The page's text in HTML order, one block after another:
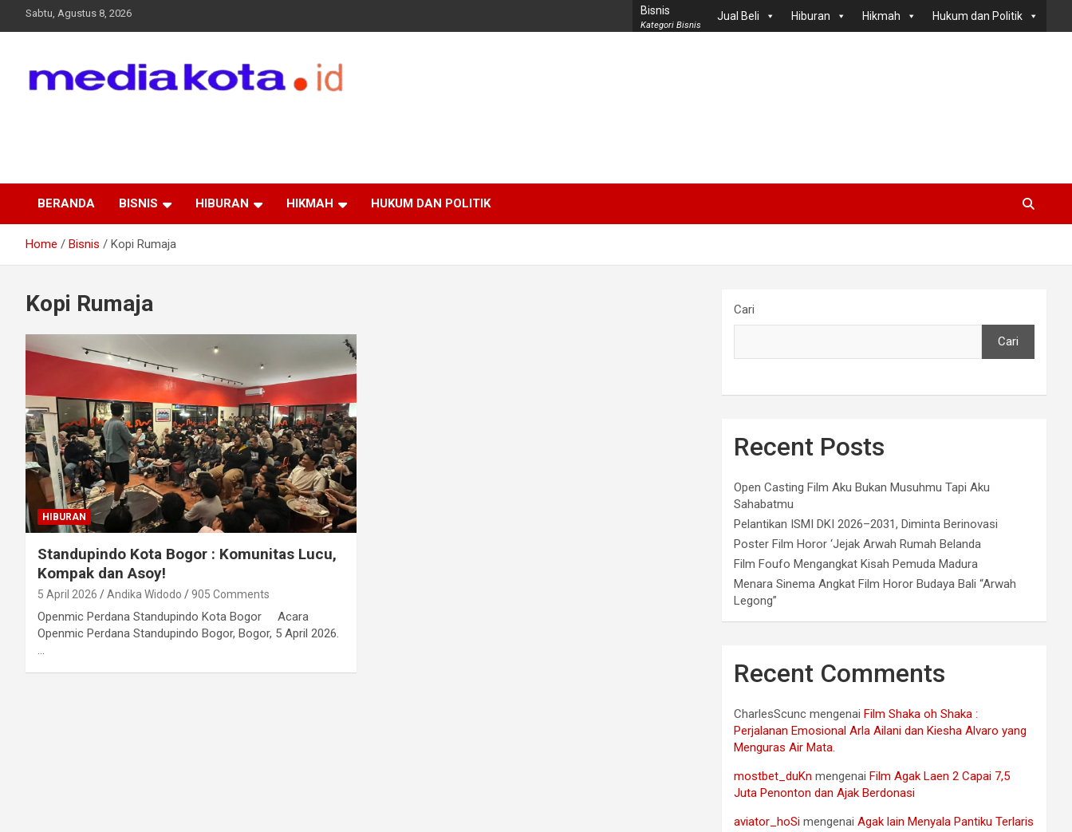
Sabtu, Agustus 8, 2026 Bisnis
Kategori Bisnis
Jual Beli Hiburan Hikmah Hukum dan Politik
BERANDA BISNIS HIBURAN HIKMAH HUKUM DAN POLITIK
Home Bisnis Kopi Rumaja
Kopi Rumaja
HIBURAN
Standupindo Kota Bogor : Komunitas Lucu,
Kompak dan Asoy!
5 April 2026 Andika Widodo 905 Comments
Openmic Perdana Standupindo Kota Bogor Acara
Openmic Perdana Standupindo Bogor, Bogor, 5 April 2026.
…
Cari
Cari
Recent Posts
Open Casting Film Aku Bukan Musuhmu Tapi Aku
Sahabatmu
Pelantikan ISMI DKI 2026–2031, Diminta Berinovasi
Poster Film Horor ‘Jejak Arwah Rumah Belanda
Film Foufo Mengangkat Kisah Pemuda Madura
Menara Sinema Angkat Film Horor Budaya Bali “Arwah
Legong”
Recent Comments
CharlesScunc mengenai Film Shaka oh Shaka :
Perjalanan Emosional Arla Ailani dan Kiesha Alvaro yang
Menguras Air Mata.
mostbet_duKn mengenai Film Agak Laen 2 Capai 7,5
Juta Penonton dan Ajak Berdonasi
aviator_hoSi mengenaiAgak lain Menyala Pantiku Terlaris